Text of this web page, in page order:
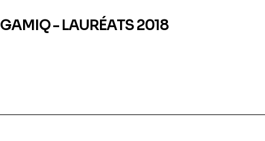
GAMIQ - LAURÉATS 2018